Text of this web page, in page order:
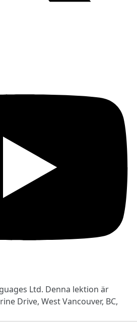
Ltd. Denna lektion är
Drive, West Vancouver, BC,